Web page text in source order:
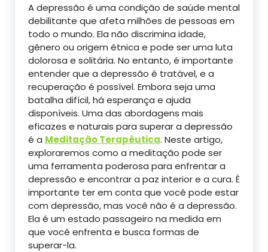
A depressão é uma condição de saúde mental
debilitante que afeta milhões de pessoas em
todo o mundo. Ela não discrimina idade,
gênero ou origem étnica e pode ser uma luta
dolorosa e solitária. No entanto, é importante
entender que a depressão é tratável, e a
recuperação é possível. Embora seja uma
batalha difícil, há esperança e ajuda
disponíveis. Uma das abordagens mais
eficazes e naturais para superar a depressão
é a Meditação Terapêutica. Neste artigo,
exploraremos como a meditação pode ser
uma ferramenta poderosa para enfrentar a
depressão e encontrar a paz interior e a cura. É
importante ter em conta que você pode estar
com depressão, mas você não é a depressão.
Ela é um estado passageiro na medida em
que você enfrenta e busca formas de
superar-la.